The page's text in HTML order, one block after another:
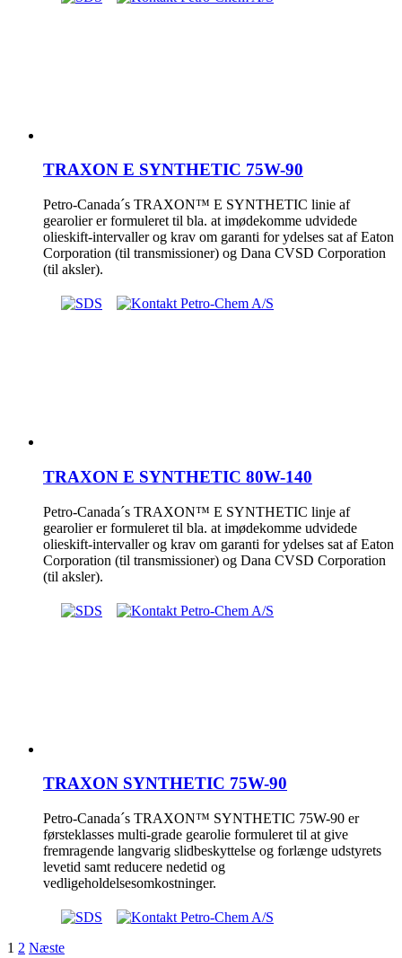
TRAXON E SYNTHETIC 75W-90
Petro-Canada´s TRAXON™ E SYNTHETIC linie af
gearolier er formuleret til bla. at imødekomme udvidede
olieskift-intervaller og krav om garanti for ydelses sat af Eaton
Corporation (til transmissioner) og Dana CVSD Corporation
(til aksler).
TRAXON E SYNTHETIC 80W-140
Petro-Canada´s TRAXON™ E SYNTHETIC linje af
gearolier er formuleret til bla. at imødekomme udvidede
olieskift-intervaller og krav om garanti for ydelses sat af Eaton
Corporation (til transmissioner) og Dana CVSD Corporation
(til aksler).
TRAXON SYNTHETIC 75W-90
Petro-Canada´s TRAXON™ SYNTHETIC 75W-90 er
førsteklasses multi-grade gearolie formuleret til at give
fremragende langvarig slidbeskyttelse og forlænge udstyrets
levetid samt reducere nedetid og
vedligeholdelsesomkostninger.
1 2 Næste